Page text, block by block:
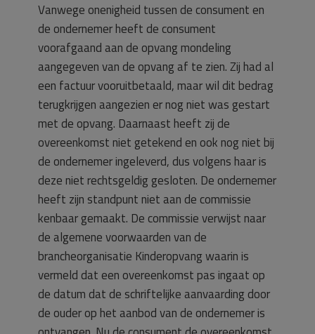
Vanwege onenigheid tussen de consument en
de ondernemer heeft de consument
voorafgaand aan de opvang mondeling
aangegeven van de opvang af te zien. Zij had al
een factuur vooruitbetaald, maar wil dit bedrag
terugkrijgen aangezien er nog niet was gestart
met de opvang. Daarnaast heeft zij de
overeenkomst niet getekend en ook nog niet bij
de ondernemer ingeleverd, dus volgens haar is
deze niet rechtsgeldig gesloten. De ondernemer
heeft zijn standpunt niet aan de commissie
kenbaar gemaakt. De commissie verwijst naar
de algemene voorwaarden van de
brancheorganisatie Kinderopvang waarin is
vermeld dat een overeenkomst pas ingaat op
de datum dat de schriftelijke aanvaarding door
de ouder op het aanbod van de ondernemer is